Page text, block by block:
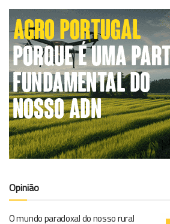
Opinião
O mundo paradoxal do nosso rural